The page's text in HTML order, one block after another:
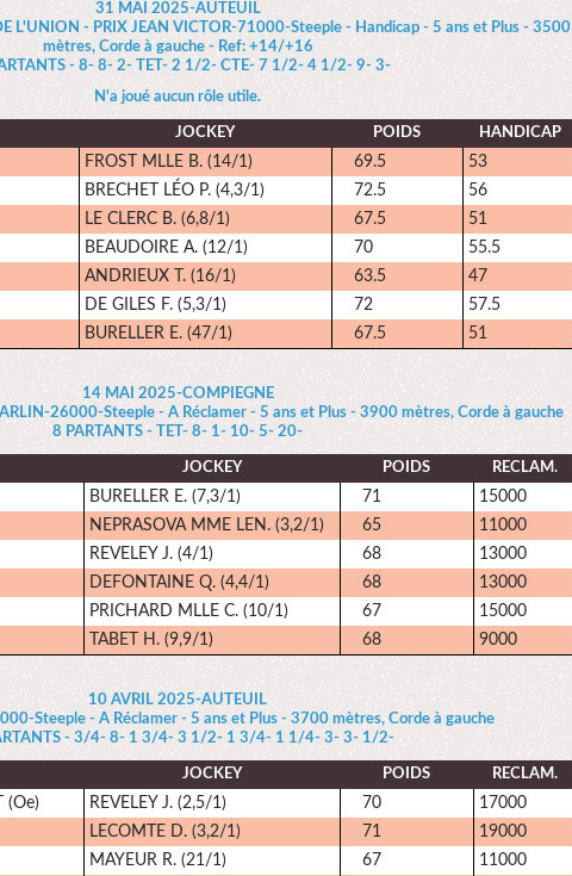
31 MAI 2025-AUTEUIL
L'UNION - PRIX JEAN VICTOR-71000-Steeple - Handicap - 5 ans et Plus - 3500
mètres, Corde à gauche - Ref: +14/+16
- 8- 8- 2- TET- 2 1/2- CTE- 7 1/2- 4 1/2- 9- 3-
N'a joué aucun rôle utile.
JOCKEY POIDS HANDICAP
FROST MLLE B. (14/1) 69.5
53
BRECHET LÉO P. (4,3/1) 72.5
56
LE CLERC B. (6,8/1) 67.5
51
BEAUDOIRE A. (12/1) 70
55.5
ANDRIEUX T. (16/1) 63.5
47
DE GILES F. (5,3/1) 72
57.5
BURELLER E. (47/1) 67.5 51
14 MAI 2025-COMPIEGNE
26000-Steeple - A Réclamer - 5 ans et Plus - 3900 mètres, Corde à gauche
8 PARTANTS - TET- 8- 1- 10- 5- 20-
JOCKEY POIDS RECLAM.
BURELLER E. (7,3/1) 71
15000
NEPRASOVA MME LEN. (3,2/1) 65
11000
REVELEY J. (4/1) 68
13000
DEFONTAINE Q. (4,4/1) 68
13000
PRICHARD MLLE C. (10/1) 67
15000
TABET H. (9,9/1) 68 9000
10 AVRIL 2025-AUTEUIL
Steeple - A Réclamer - 5 ans et Plus - 3700 mètres, Corde à gauche
- 3/4- 8- 1 3/4- 3 1/2- 1 3/4- 1 1/4- 3- 3- 1/2-
JOCKEY POIDS RECLAM.
(Oe) REVELEY J. (2,5/1) 70
17000
LECOMTE D. (3,2/1) 71
19000
MAYEUR R. (21/1) 67 11000